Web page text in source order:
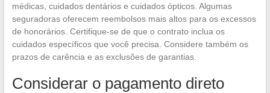
médicas, cuidados dentários e cuidados ópticos. Algumas
seguradoras oferecem reembolsos mais altos para os excessos
de honorários. Certifique-se de que o contrato inclua os
cuidados específicos que você precisa. Considere também os
prazos de carência e as exclusões de garantias.
Considerar o pagamento direto